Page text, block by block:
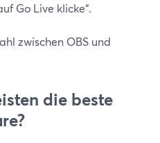
Go Live klicke“.
zwischen OBS und
die beste